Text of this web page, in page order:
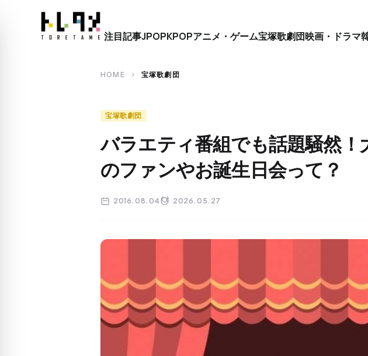
close
注目記事JPOPKPOPアニメ・ゲーム宝塚歌劇団映画・ドラマ
HOME chevron_right 宝塚歌劇団
宝塚歌劇団
バラエティ番組でも話題騒然！
のファンやお誕生日会って？
2016.08.04 2026.05.27